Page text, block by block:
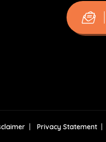
Privacy Statement